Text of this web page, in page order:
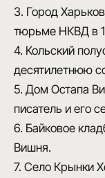
3. Город
тюрьме НКВД в
4. Кольский
десятилетнюю
5. Дом Остапа
писатель и его
6. Байковое
Вишня.
7. Село Крынки